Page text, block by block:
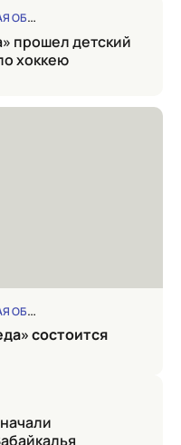
прошел детский
хоккею